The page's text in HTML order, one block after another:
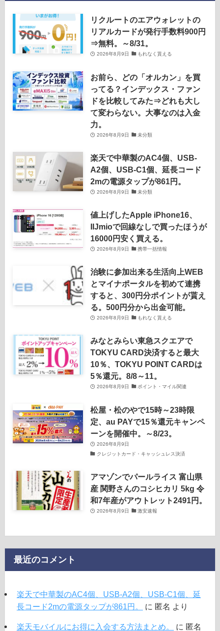
リクルートのエアウォレットの
リアルカードが発行手数料900円
⇒無料。～8/31。
2026年8月9日 もれなく貰える
お前ら、どの「オルカン」を買
ってる？インデックス・ファン
ドを比較してみた⇒どれも大し
て変わらない。大事なのは入金
力。
2026年8月9日 未分類
楽天で中華製のAC4個、USB-
A2個、USB-C1個、延長コード
2mの電源タップが861円。
2026年8月9日 未分類
値上げしたApple iPhone16、
IIJmioで回線なしで買ったほうが
16000円安く買える。
2026年8月9日 携帯一括情報
治験に参加出来る生活向上WEB
とマイナポータルを初めて連携
すると、300円分ポイントが貰え
る。500円分から出金可能。
2026年8月9日 もれなく貰える
みなとみらい東急スクエアで
TOKYU CARD決済すると最大
10％、TOKYU POINT CARDは
5％還元。8/8～11。
2026年8月9日 ポイント・マイル関連
松屋・松のやで15時～23時限
定、au PAYで15％還元キャンペ
ーンを開催中。～8/23。
2026年8月9日
クレジットカード・キャッシュレス決済
アマゾンでパールライス 富山県
産 関野さんのコシヒカリ 5kg 令
和7年産がアウトレット2491円。
2026年8月9日 激安速報
最近のコメント
楽天で中華製のAC4個、USB-A2個、USB-C1個、延
長コード2mの電源タップが861円。
に 匿名 より
楽天モバイルにお得に入会する方法まとめ。 に 匿名